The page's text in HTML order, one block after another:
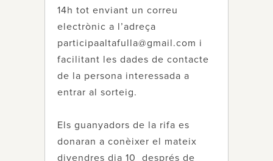
14h tot enviant un correu
electrònic a l’adreça
participaaltafulla@gmail.com i
facilitant les dades de contacte
de la persona interessada a
entrar al sorteig.
Els guanyadors de la rifa es
donaran a conèixer el mateix
divendres dia 10 després de